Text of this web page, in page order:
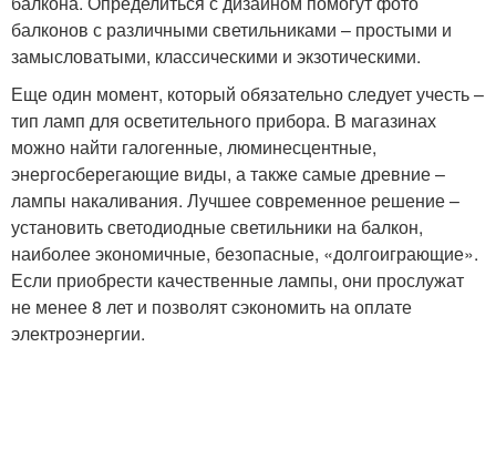
балконов с различными светильниками – простыми и
замысловатыми, классическими и экзотическими.
Еще один момент, который обязательно следует учесть –
тип ламп для осветительного прибора. В магазинах
можно найти галогенные, люминесцентные,
энергосберегающие виды, а также самые древние –
лампы накаливания. Лучшее современное решение –
установить светодиодные светильники на балкон,
наиболее экономичные, безопасные, «долгоиграющие».
Если приобрести качественные лампы, они прослужат
не менее 8 лет и позволят сэкономить на оплате
электроэнергии.